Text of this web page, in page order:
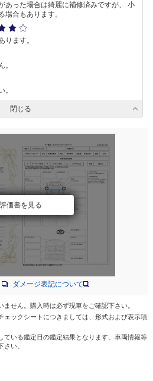
あった場合は綺麗に補修済みですが、 小
場合もあります。
ります。
。
。
閉じる
評価書を見る
ダメージ表記について
せん。購入時は必ず現車をご確認下さい。
ックシートにつきましては、形式および表示項
いる鑑定日の鑑定結果となります。車両情報等
い。